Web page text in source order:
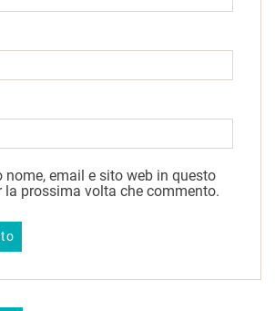
nome, email e sito web in questo
la prossima volta che commento.